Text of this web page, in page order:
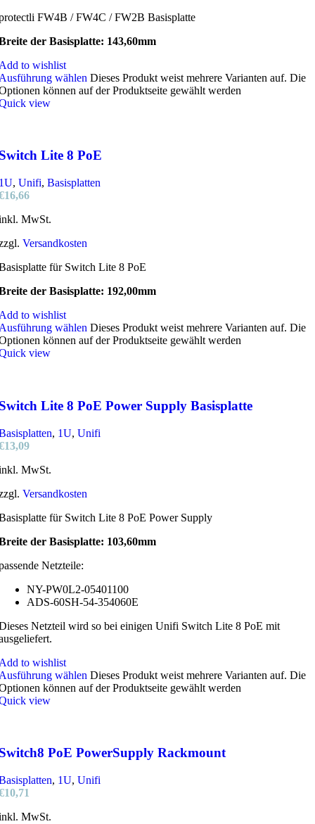
FW4B / FW4C / FW2B Basisplatte
der Basisplatte: 143,60mm
to wishlist
wählen Dieses Produkt weist mehrere Varianten auf. Die
können auf der Produktseite gewählt werden
view
Lite 8 PoE
, Unifi, Basisplatten
16,66
MwSt.
Versandkosten
für Switch Lite 8 PoE
der Basisplatte: 192,00mm
to wishlist
wählen Dieses Produkt weist mehrere Varianten auf. Die
können auf der Produktseite gewählt werden
view
Lite 8 PoE Power Supply Basisplatte
, 1U, Unifi
13,09
MwSt.
Versandkosten
für Switch Lite 8 PoE Power Supply
der Basisplatte: 103,60mm
Netzteile:
NY-PW0L2-05401100
ADS-60SH-54-354060E
Netzteil wird so bei einigen Unifi Switch Lite 8 PoE mit
to wishlist
wählen Dieses Produkt weist mehrere Varianten auf. Die
können auf der Produktseite gewählt werden
view
PoE PowerSupply Rackmount
, 1U, Unifi
10,71
MwSt.